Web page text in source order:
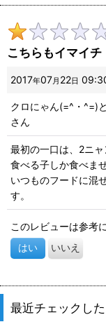
こちらもイマイチ
2017年07月 22日
クロにゃん(=^・^=)
さん
最初の一口は、2ニ
食べる子しか食べま
いつものフードに混
す。
このレビューは参考
はい いいえ
最近チェックし